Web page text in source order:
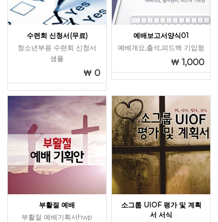
수련회 신청서(무료)
청소년부용 수련회 신청서
샘플
0
예배보고서양식01
예배개요,출석,피드백 기입형
1,000
부활절 예배
부활절 예배기획서hwp
소그룹 UIOF 평가 및 계획
서 서식